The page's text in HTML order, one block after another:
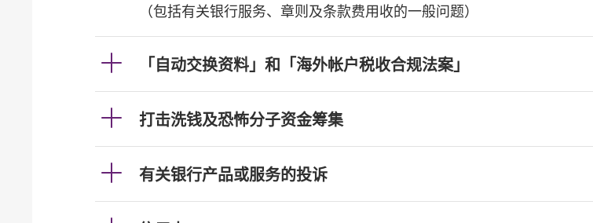
（包括有关银行服务、章则及条款费用收的一般问题）
「自动交换资料」和「海外帐户税收合规法案」
打击洗钱及恐怖分子资金筹集
有关银行产品或服务的投诉